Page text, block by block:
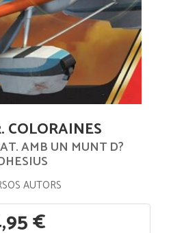
COLORAINES
AMB UN MUNT D?
AUTORS
€